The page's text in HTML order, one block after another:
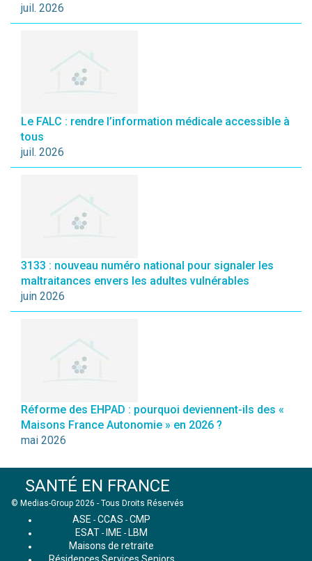
juil. 2026
Le FALC : rendre l’information médicale accessible à
tous
juil. 2026
3133 : nouveau numéro national pour signaler les
maltraitances envers les adultes vulnérables
juin 2026
Réforme des EHPAD : pourquoi deviennent-ils des «
Maisons France Autonomie » en 2026 ?
mai 2026
SANTÉ EN FRANCE
© Medias-Group 2026 - Tous Droits Réservés
ASE - CCAS - CMP
ESAT - IME - LBM
Maisons de retraite